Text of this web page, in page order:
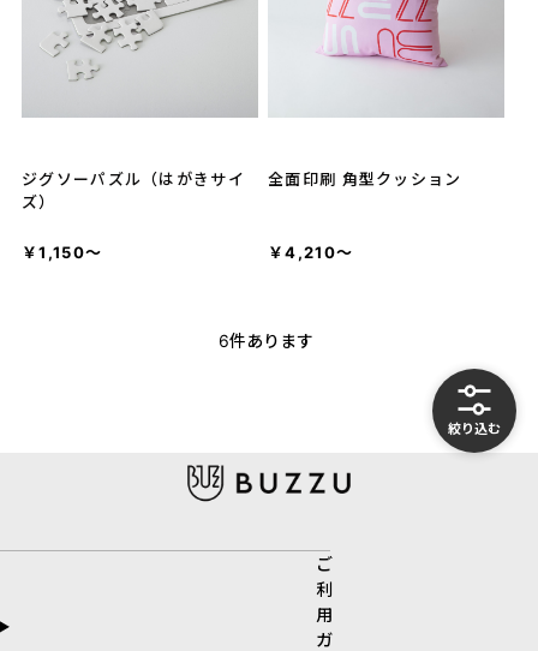
ジグソーパズル（はがきサイ
ズ）
￥1,150～
全面印刷 角型クッション
￥4,210～
6件あります
絞り込む
ご
利
用
ガ